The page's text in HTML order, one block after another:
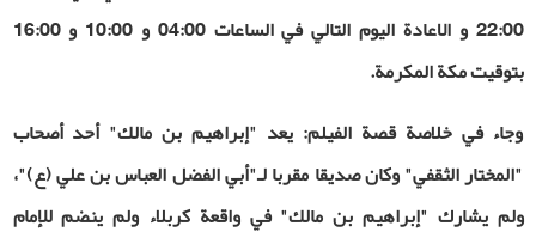
22:00 و الاعادة اليوم التالي في الساعات 04:00 و 10:00 و 16:00
بتوقيت مكة المكرمة.
وجاء في خلاصة قصة الفيلم: يعد "إبراهيم بن مالك" أحد أصحاب
"المختار الثقفي" وكان صديقا مقربا لـ"أبي الفضل العباس بن علي (ع)"،
ولم يشارك "إبراهيم بن مالك" في واقعة كربلاء ولم ينضم للإمام